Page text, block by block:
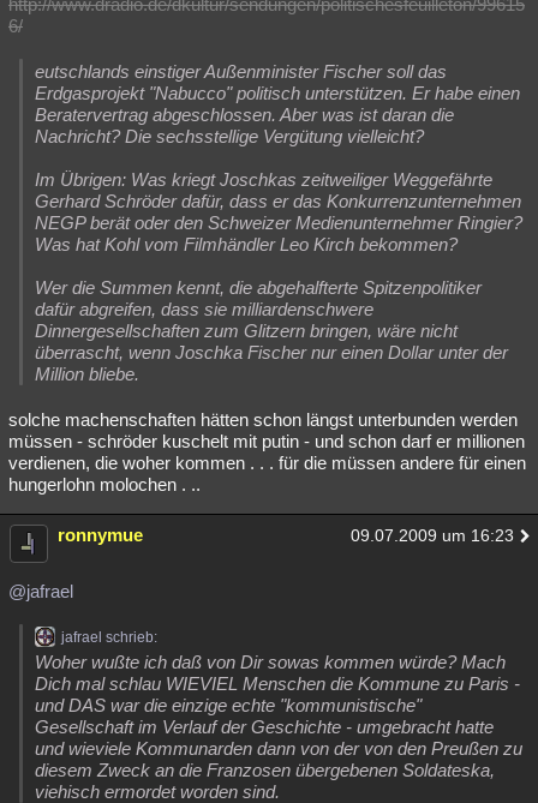
http://www.dradio.de/dkultur/sendungen/politischesfeuilleton/99615
6/
eutschlands einstiger Außenminister Fischer soll das
Erdgasprojekt "Nabucco" politisch unterstützen. Er habe einen
Beratervertrag abgeschlossen. Aber was ist daran die
Nachricht? Die sechsstellige Vergütung vielleicht?
Im Übrigen: Was kriegt Joschkas zeitweiliger Weggefährte
Gerhard Schröder dafür, dass er das Konkurrenzunternehmen
NEGP berät oder den Schweizer Medienunternehmer Ringier?
Was hat Kohl vom Filmhändler Leo Kirch bekommen?
Wer die Summen kennt, die abgehalfterte Spitzenpolitiker
dafür abgreifen, dass sie milliardenschwere
Dinnergesellschaften zum Glitzern bringen, wäre nicht
überrascht, wenn Joschka Fischer nur einen Dollar unter der
Million bliebe.
solche machenschaften hätten schon längst unterbunden werden
müssen - schröder kuschelt mit putin - und schon darf er millionen
verdienen, die woher kommen . . . für die müssen andere für einen
hungerlohn molochen . ..
ronnymue 09.07.2009 um 16:23
@jafrael
jafrael schrieb:
Woher wußte ich daß von Dir sowas kommen würde? Mach
Dich mal schlau WIEVIEL Menschen die Kommune zu Paris -
und DAS war die einzige echte "kommunistische"
Gesellschaft im Verlauf der Geschichte - umgebracht hatte
und wieviele Kommunarden dann von der von den Preußen zu
diesem Zweck an die Franzosen übergebenen Soldateska,
viehisch ermordet worden sind.